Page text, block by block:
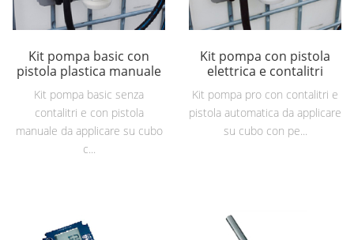
Kit pompa basic con
pistola plastica manuale
Kit pompa basic senza
contalitri e con pistola
manuale da applicare su cubo
c...
Kit pompa con pistola
elettrica e contalitri
Kit pompa pro con contalitri e
pistola automatica da applicare
su cubo con pe...